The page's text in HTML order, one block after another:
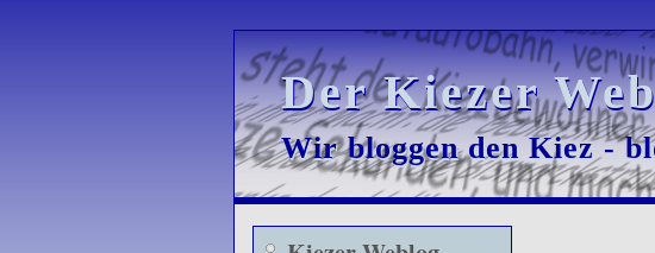
Der Kiezer
Der Kiezer
Wir bloggen den Kiez -
Wir bloggen den Kiez -